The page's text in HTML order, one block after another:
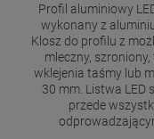
Profil aluminiowy
wykonany z
Klosz do profilu z
mleczny,
wklejenia taśmy lub
30 mm. Listwa LED
przede